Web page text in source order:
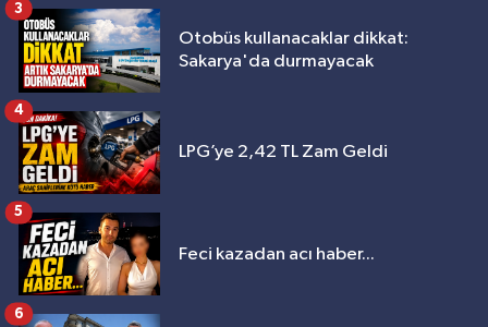
Otobüs kullanacaklar dikkat:
Sakarya'da durmayacak
3
LPG’ye 2,42 TL Zam Geldi
4
Feci kazadan acı haber...
5
6